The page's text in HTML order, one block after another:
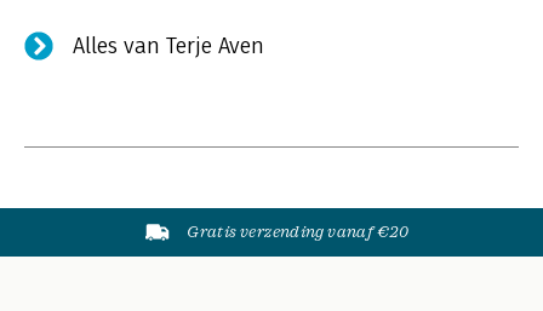
Alles van Terje Aven
Gratis verzending vanaf €20